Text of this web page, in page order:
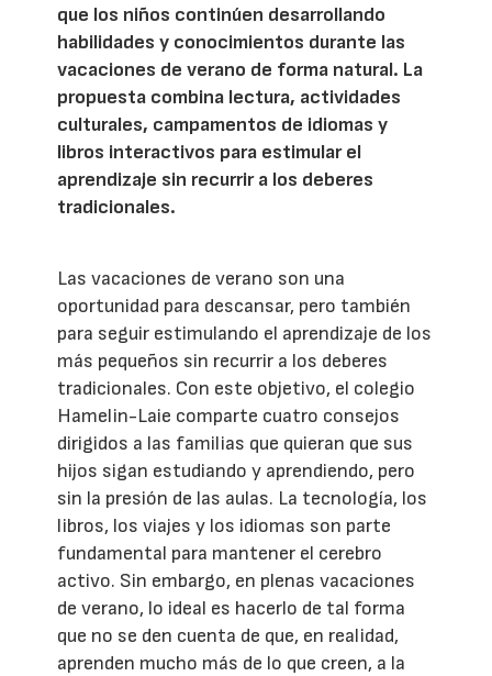
que los niños continúen desarrollando
habilidades y conocimientos durante las
vacaciones de verano de forma natural. La
propuesta combina lectura, actividades
culturales, campamentos de idiomas y
libros interactivos para estimular el
aprendizaje sin recurrir a los deberes
tradicionales.
Las vacaciones de verano son una
oportunidad para descansar, pero también
para seguir estimulando el aprendizaje de los
más pequeños sin recurrir a los deberes
tradicionales. Con este objetivo, el colegio
Hamelin-Laie comparte cuatro consejos
dirigidos a las familias que quieran que sus
hijos sigan estudiando y aprendiendo, pero
sin la presión de las aulas. La tecnología, los
libros, los viajes y los idiomas son parte
fundamental para mantener el cerebro
activo. Sin embargo, en plenas vacaciones
de verano, lo ideal es hacerlo de tal forma
que no se den cuenta de que, en realidad,
aprenden mucho más de lo que creen, a la